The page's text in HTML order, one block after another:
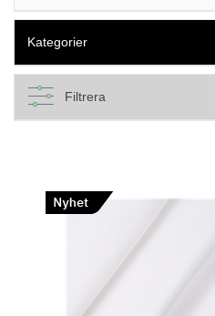
Kategorier
Filtrera